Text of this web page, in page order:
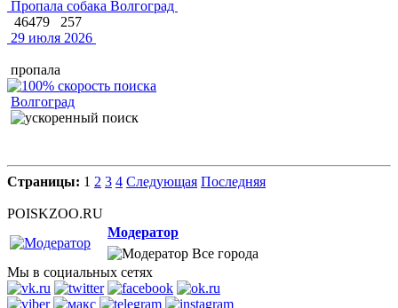
Пропала собака Волгоград
46479
257
29 июля 2026
пропала
Волгоград
Страницы: 1 2 3 4 Следующая Последняя
POISKZOO.RU
Модератор
Все города
Мы в социальных сетях